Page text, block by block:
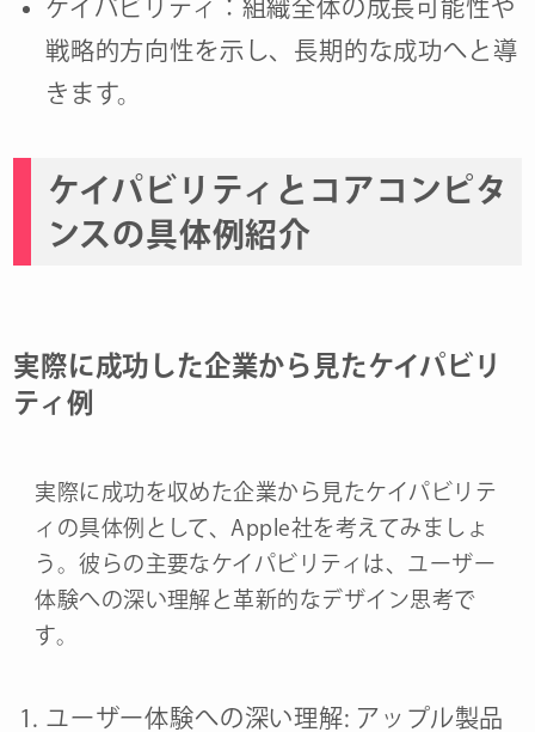
ケイパビリティ：組織全体の成長可能性や
戦略的方向性を示し、長期的な成功へと導
きます。
ケイパビリティとコアコンピタ
ンスの具体例紹介
実際に成功した企業から見たケイパビリ
ティ例
実際に成功を収めた企業から見たケイパビリテ
ィの具体例として、Apple社を考えてみましょ
う。彼らの主要なケイパビリティは、ユーザー
体験への深い理解と革新的なデザイン思考で
す。
ユーザー体験への深い理解: アップル製品